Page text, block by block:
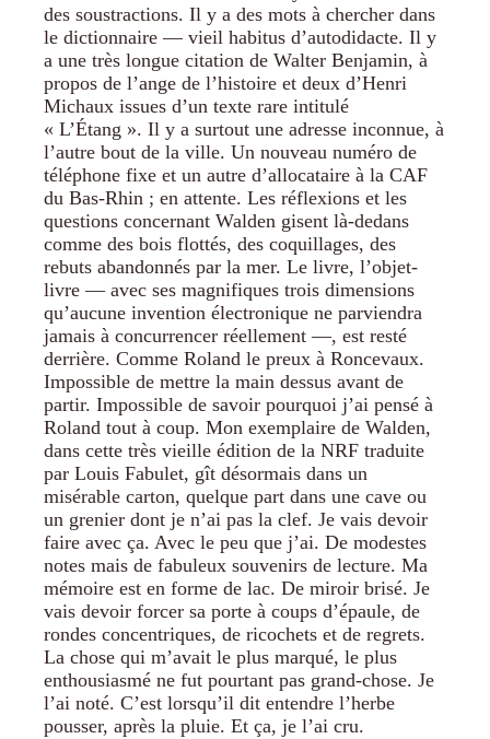
des soustractions. Il y a des mots à chercher dans
le dictionnaire — vieil habitus d’autodidacte. Il y
a une très longue citation de Walter Benjamin, à
propos de l’ange de l’histoire et deux d’Henri
Michaux issues d’un texte rare intitulé
« L’Étang ». Il y a surtout une adresse inconnue, à
l’autre bout de la ville. Un nouveau numéro de
téléphone fixe et un autre d’allocataire à la CAF
du Bas-Rhin ; en attente. Les réflexions et les
questions concernant Walden gisent là-dedans
comme des bois flottés, des coquillages, des
rebuts abandonnés par la mer. Le livre, l’objet-
livre — avec ses magnifiques trois dimensions
qu’aucune invention électronique ne parviendra
jamais à concurrencer réellement —, est resté
derrière. Comme Roland le preux à Roncevaux.
Impossible de mettre la main dessus avant de
partir. Impossible de savoir pourquoi j’ai pensé à
Roland tout à coup. Mon exemplaire de Walden,
dans cette très vieille édition de la NRF traduite
par Louis Fabulet, gît désormais dans un
misérable carton, quelque part dans une cave ou
un grenier dont je n’ai pas la clef. Je vais devoir
faire avec ça. Avec le peu que j’ai. De modestes
notes mais de fabuleux souvenirs de lecture. Ma
mémoire est en forme de lac. De miroir brisé. Je
vais devoir forcer sa porte à coups d’épaule, de
rondes concentriques, de ricochets et de regrets.
La chose qui m’avait le plus marqué, le plus
enthousiasmé ne fut pourtant pas grand-chose. Je
l’ai noté. C’est lorsqu’il dit entendre l’herbe
pousser, après la pluie. Et ça, je l’ai cru.